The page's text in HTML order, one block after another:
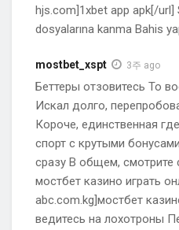
hjs.com]1xbet app apk[/url]
dosyalarına kanma Bahis
mostbet_xspt 3주 ago
Беттеры отзовитесь То
Искал долго,
Короче, единственная
спорт с крутыми
сразу В общем,
мостбет казино играть
abc.com.kg]мостбет
ведитесь на лохотроны